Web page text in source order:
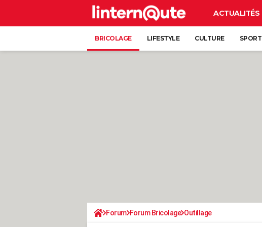
ACTUALITÉS
BRICOLAGE LIFESTYLE CULTURE SPORT
Forum Forum Bricolage Outillage